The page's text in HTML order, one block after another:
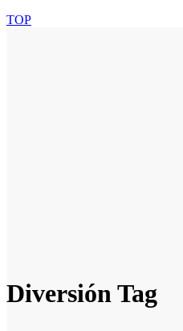
TOP
Diversión Tag